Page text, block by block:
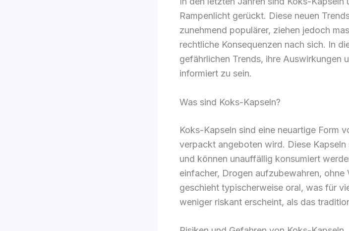
Rampenlicht gerückt. Diese neuen
zunehmend populärer, ziehen jedoch
rechtliche Konsequenzen nach sich. In
gefährlichen Trends, ihre Auswirkungen
informiert zu sein.
Was sind Koks-Kapseln?
Koks-Kapseln sind eine neuartige Form
verpackt angeboten wird. Diese
und können unauffällig konsumiert
einfacher, Drogen aufzubewahren, ohne
geschieht typischerweise oral, was für
weniger riskant erscheint, als das